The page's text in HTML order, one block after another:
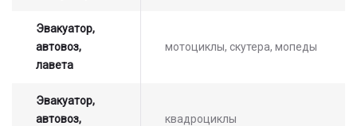
Эвакуатор,
автовоз,
лавета
мотоциклы, скутера, мопеды
Эвакуатор,
автовоз,
квадроциклы